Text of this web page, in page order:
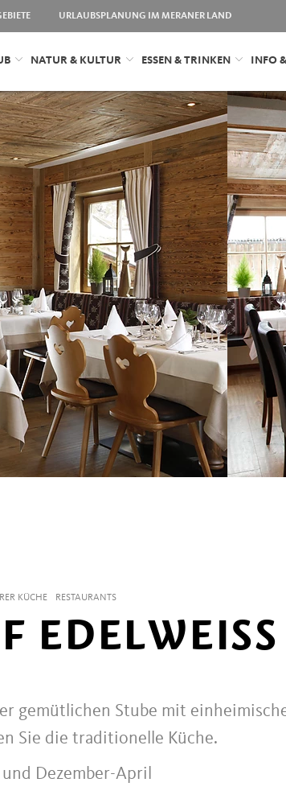
URLAUBSPLANUNG IM MERANER LAND
NATUR & KULTUR ESSEN & TRINKEN INFO
KÜCHE RESTAURANTS
EDELWEISS
gemütlichen Stube mit
Sie die traditionelle Küche.
Dezember-April